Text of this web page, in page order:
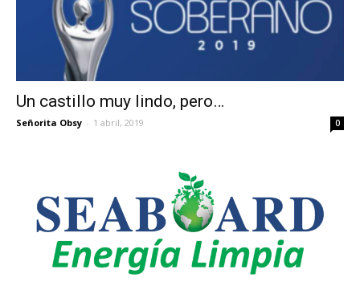
Un castillo muy lindo, pero…
Señorita Obsy - 1 abril, 2019 0